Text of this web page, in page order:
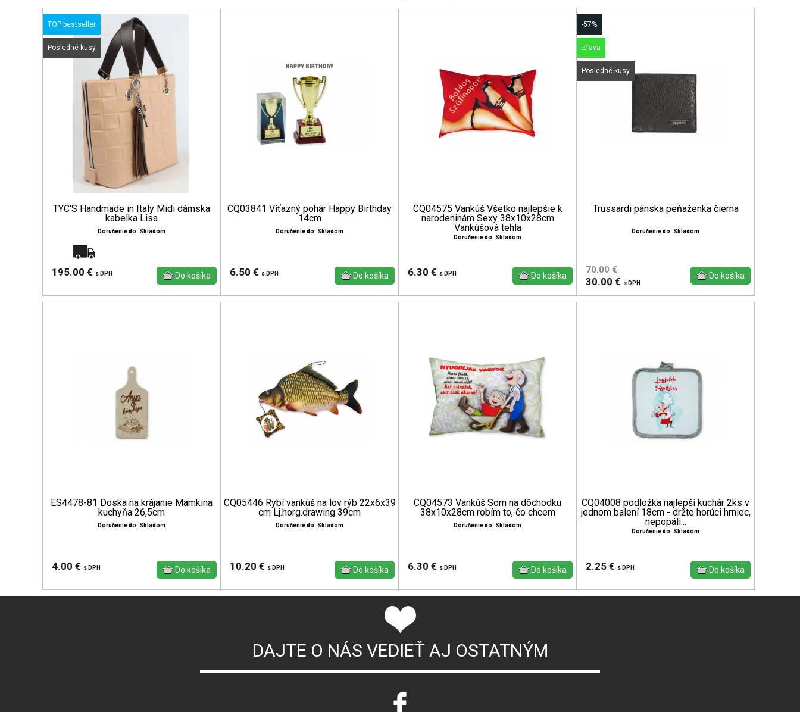
TOP bestseller
Posledné kusy
TYC'S Handmade in Italy Midi dámska
kabelka Lisa
Doručenie do: Skladom
195.00 € s DPH
CQ03841 Víťazný pohár Happy Birthday
14cm
Doručenie do: Skladom
6.50 € s DPH
CQ04575 Vankúš Všetko najlepšie k
narodeninám Sexy 38x10x28cm
Vankúšová tehla
Doručenie do: Skladom
6.30 € s DPH
-57%
Zľava
Posledné kusy
Trussardi pánska peňaženka čierna
Doručenie do: Skladom
70.00 €
30.00 € s DPH
ES4478-81 Doska na krájanie Mamkina
kuchyňa 26,5cm
Doručenie do: Skladom
4.00 € s DPH
CQ05446 Rybí vankúš na lov rýb 22x6x39
cm Lj.horg.drawing 39cm
Doručenie do: Skladom
10.20 € s DPH
CQ04573 Vankúš Som na dôchodku
38x10x28cm robím to, čo chcem
Doručenie do: Skladom
6.30 € s DPH
CQ04008 podložka najlepší kuchár 2ks v
jednom balení 18cm - držte horúci hrniec,
nepopáli...
Doručenie do: Skladom
2.25 € s DPH
DAJTE O NÁS VEDIEŤ AJ OSTATNÝM